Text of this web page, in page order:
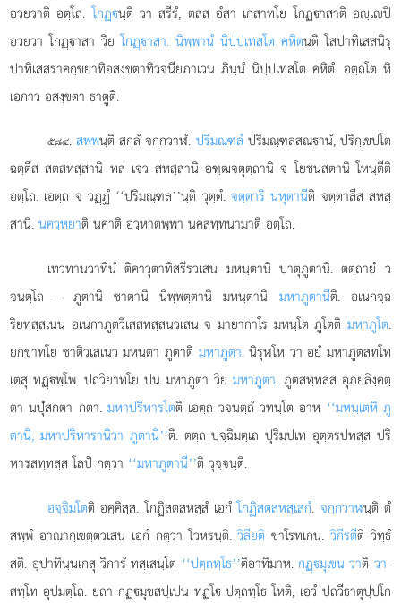
อวยวาติ อตฺโถ.โกฏฺนฺติ วา สรีรํ, ตสฺส อํสา เกสาทโย โกฏฺาสาติ อฺเปิ
อวยวา โกฏฺาสา วิยโกฏฺาสา. นิพฺพานํ นิปฺปเทสโต คหิตนฺติ โสปาทิเสสนิรุ
ปาทิเสสราคกฺขยาทิอสงฺขตาทิวจนียภาเวน ภินฺนํ นิปฺปเทสโต คหิตํ. อตฺถโต หิ
เอกาว อสงฺขตา ธาตูติ.
๕๘๔.สพฺพนฺติ สกลํ จกฺกวาฬํ. ปริมณฺฑลํปริมณฺฑลสณฺานํ, ปริกฺเขปโต
ฉตฺตึส สตสหสฺสานิ ทส เจว สหสฺสานิ อฑฺฒจตุตฺถานิ จ โยชนสตานิ โหนฺตีติ
อตฺโถ. เอตฺถ จ วฏฺฏํ ‘‘ปริมณฺฑล’’นฺติ วุตฺตํ. จตฺตาริ นหุตานีติ จตฺตาลีส สหสฺ
สานิ.นควฺหยาติ นคาติ อวฺหาตพฺพา นคสทฺทนามาติ อตฺโถ.
เทวทานวาทีนํ ติคาวุตาทิสรีรวเสน มหนฺตานิ ปาตุภูตานิ. ตตฺถายํ ว
จนตฺโถ – ภูตานิ ชาตานิ นิพฺพตฺตานิ มหนฺตานิ มหาภูตานีติ. อเนกจฺฉ
ริยทสฺสเนน อเนกาภูตวิเสสทสฺสนวเสน จ มายากาโร มหนฺโต ภูโตติ มหาภูโต.
ยกฺขาทโย ชาติวเสเนว มหนฺตา ภูตาติ มหาภูตา. นิรุฬฺโห วา อยํ มหาภูตสทฺโท
เตสุ ทฏฺพฺโพ. ปถวิยาทโย ปน มหาภูตา วิย มหาภูตา. ภูตสทฺทสฺส อุภยลิงฺคตฺ
ตา นปุํสกตา กตา. มหาปริหารโตติ เอตฺถ วจนตฺถํ วทนฺโต อาห ‘‘มหนฺเตหิ ภู
ตานิ, มหาปริหารานิวา ภูตานี’’ติ. ตตฺถ ปจฺฉิมตฺเถ ปุริมปเท อุตฺตรปทสฺส ปริ
หารสทฺทสฺส โลปํ กตฺวา ‘‘มหาภูตานี’’ติ วุจฺจนฺติ.
อจฺจิมโตติ อคฺคิสฺส. โกฏิสตสหสฺสํ เอกํโกฏิสตสหสฺเสกํ. จกฺกวาฬนฺติ ตํ
สพฺพํ อาณากฺเขตฺตวเสน เอกํ กตฺวา โวหรนฺติ.วิลียติ ขาโรทเกน.วิกีรตีติ วิทฺธํ
สติ. อุปาทินฺนเกสุ วิการํ ทสฺเสนฺโต ‘‘ปตฺถทฺโธ’’ติอาทิมาห. กฏฺมุเขน วาติ วา-
สทฺโท อุปมตฺโถ. ยถา กฏฺมุขสปฺเปน ทฏฺโ ปตฺถทฺโธ โหติ, เอวํ ปถวีธาตุปฺปโก